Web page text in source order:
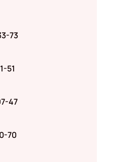
73
51
47
70